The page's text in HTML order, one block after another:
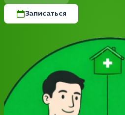
Записаться